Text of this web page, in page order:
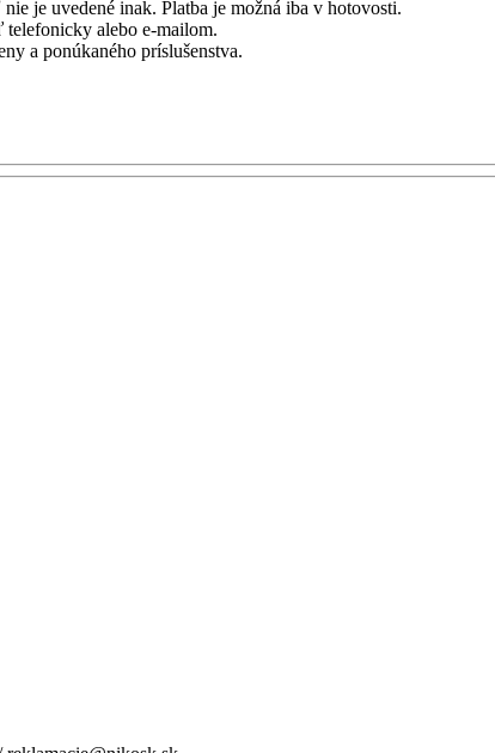
je uvedené inak. Platba je možná iba v hotovosti.
alebo e-mailom.
a ponúkaného príslušenstva.